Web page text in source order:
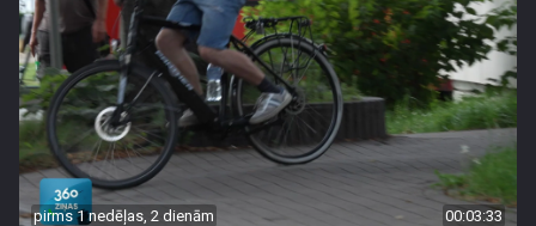
pirms 1 nedēļas, 2 dienām 00:03:33